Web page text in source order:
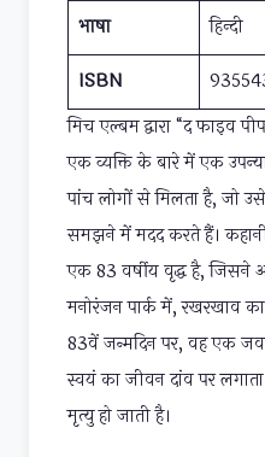
भाषा
हिन्दी
ISBN
मिच एल्बम द्वारा “द फाइव
एक व्यक्ति के बारे में एक
पांच लोगों से मिलता है, जो
समझने में मदद करते हैं।
एक 83 वर्षीय वृद्ध है,
मनोरंजन पार्क में, रखरखाव
83वें जन्मदिन पर, वह एक
स्वयं का जीवन दांव पर
मृत्यु हो जाती है।